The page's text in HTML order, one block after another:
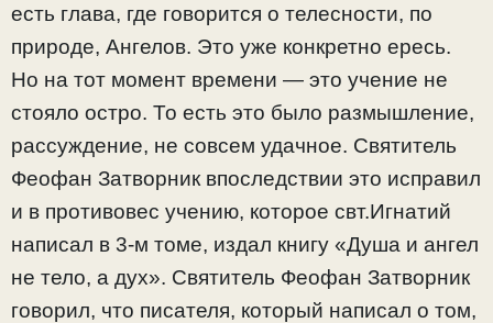
есть глава, где говорится о телесности, по
природе, Ангелов. Это уже конкретно ересь.
Но на тот момент времени — это учение не
стояло остро. То есть это было размышление,
рассуждение, не совсем удачное. Святитель
Феофан Затворник впоследствии это исправил
и в противовес учению, которое свт.Игнатий
написал в 3-м томе, издал книгу «Душа и ангел
не тело, а дух». Святитель Феофан Затворник
говорил, что писателя, который написал о том,